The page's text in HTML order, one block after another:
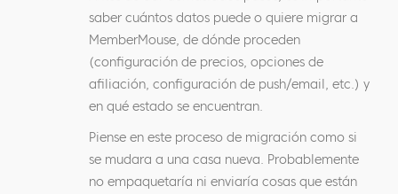
saber cuántos datos puede o quiere migrar a
MemberMouse, de dónde proceden
(configuración de precios, opciones de
afiliación, configuración de push/email, etc.) y
en qué estado se encuentran.
Piense en este proceso de migración como si
se mudara a una casa nueva. Probablemente
no empaquetaría ni enviaría cosas que están